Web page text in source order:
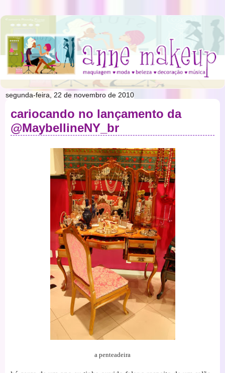
segunda-feira, 22 de novembro de 2010
cariocando no lançamento da
@MaybellineNY_br
a penteadeira